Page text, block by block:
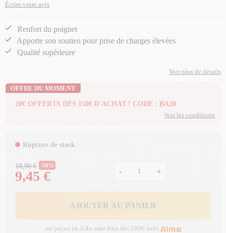
Écrire votre avis
Renfort du poignet
Apporte son soutien pour prise de charges élevées
Qualité supérieure
Voir plus de détails
OFFRE DU MOMENT
20€ OFFERTS DÈS 150€ D'ACHAT ! CODE : BA20
Voir les conditions
Rupture de stock
Prix Normal
18,90 € -50%
Prix
9,45 € - +
AJOUTER AU PANIER
ou payez en 3/4x sans frais dès 100€ avec